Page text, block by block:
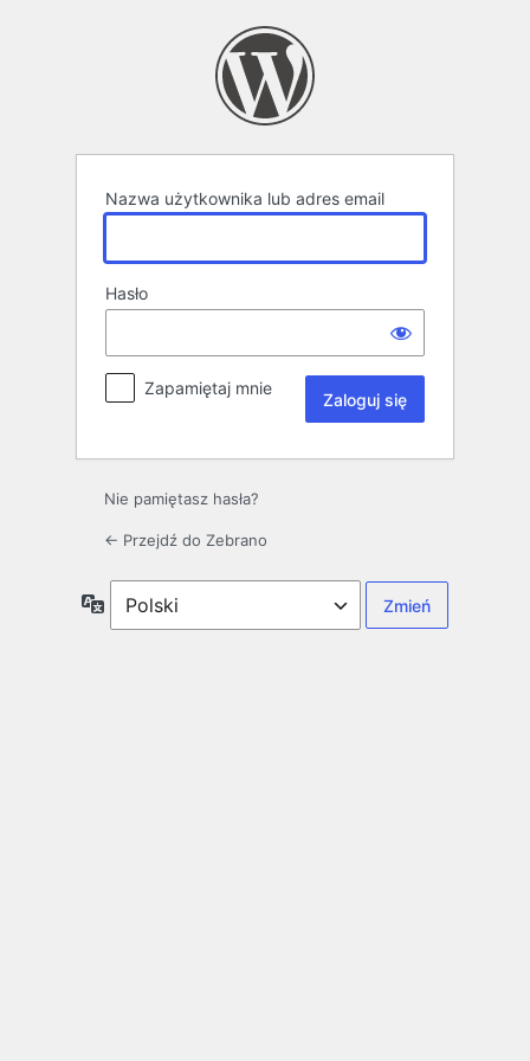
Nazwa użytkownika lub adres email
Hasło
Zapamiętaj mnie
Nie pamiętasz hasła?
← Przejdź do Zebrano
Język